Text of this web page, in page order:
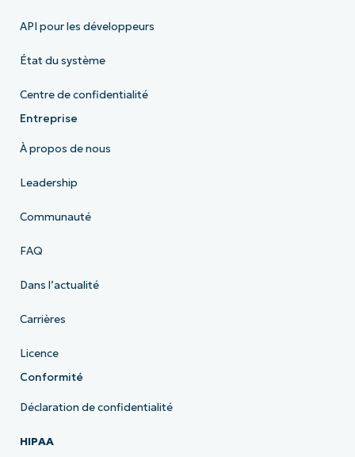
API pour les développeurs
État du système
Centre de confidentialité
Entreprise
À propos de nous
Leadership
Communauté
FAQ
Dans l’actualité
Carrières
Licence
Conformité
Déclaration de confidentialité
HIPAA